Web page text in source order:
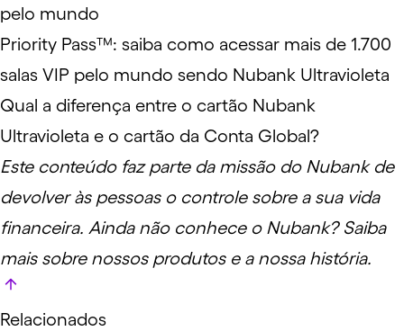
pelo mundo
Priority Pass™: saiba como acessar mais de 1.700
salas VIP pelo mundo sendo Nubank Ultravioleta
Qual a diferença entre o cartão Nubank
Ultravioleta e o cartão da Conta Global?
Este conteúdo faz parte da missão do Nubank de
devolver às pessoas o controle sobre a sua vida
financeira. Ainda não conhece o Nubank? Saiba
mais sobre nossos produtos e a nossa história.
Relacionados